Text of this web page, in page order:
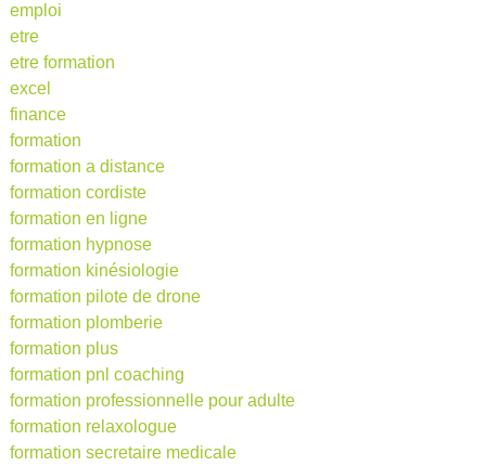
emploi
etre
etre formation
excel
finance
formation
formation a distance
formation cordiste
formation en ligne
formation hypnose
formation kinésiologie
formation pilote de drone
formation plomberie
formation plus
formation pnl coaching
formation professionnelle pour adulte
formation relaxologue
formation secretaire medicale